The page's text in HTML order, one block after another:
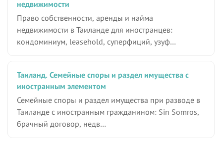
недвижимости
Право собственности, аренды и найма
недвижимости в Таиланде для иностранцев:
кондоминиум, leasehold, суперфиций, узуф…
Таиланд. Семейные споры и раздел имущества с
иностранным элементом
Семейные споры и раздел имущества при разводе в
Таиланде с иностранным гражданином: Sin Somros,
брачный договор, недв…